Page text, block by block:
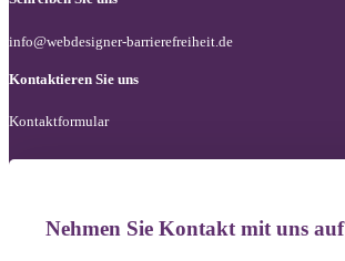
info@webdesigner-barrierefreiheit.de
Kontaktieren Sie uns
Kontaktformular
Nehmen Sie Kontakt mit uns auf